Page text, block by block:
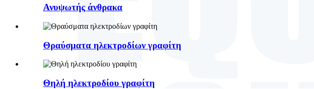
Ανυψωτής άνθρακα
Θραύσματα ηλεκτροδίων γραφίτη
Θηλή ηλεκτροδίου γραφίτη